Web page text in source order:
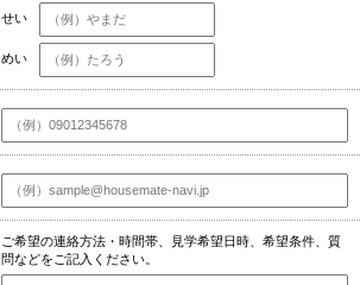
せい
めい
ご希望の連絡方法・時間帯、見学希望日時、希望条件、質
問などをご記入ください。